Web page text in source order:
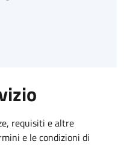
requisiti e altre
e le condizioni di